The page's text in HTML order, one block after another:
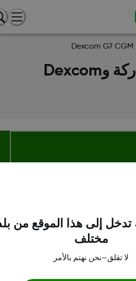
ضبط المشاركة وDexcom
إلى هذا الموقع من بلد
مختلف
نهتم بالأمر